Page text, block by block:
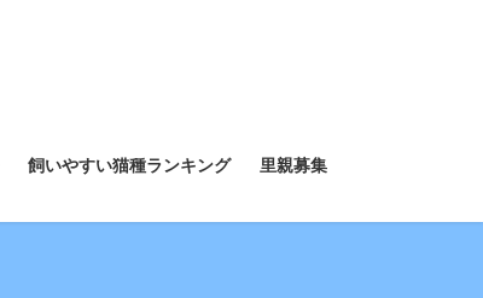
飼いやすい猫種ランキング 里親募集